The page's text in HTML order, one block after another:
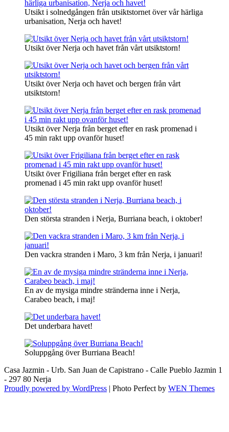
Utsikt i solnedgången från utsiktstornet över vår härliga
urbanisation, Nerja och havet!
Utsikt över Nerja och havet från vårt utsiktstorn!
Utsikt över Nerja och havet och bergen från vårt
utsiktstorn!
Utsikt över Nerja från berget efter en rask promenad i
45 min rakt upp ovanför huset!
Utsikt över Frigiliana från berget efter en rask
promenad i 45 min rakt upp ovanför huset!
Den största stranden i Nerja, Burriana beach, i oktober!
Den vackra stranden i Maro, 3 km från Nerja, i januari!
En av de mysiga mindre stränderna inne i Nerja,
Carabeo beach, i maj!
Det underbara havet!
Soluppgång över Burriana Beach!
Casa Jazmin - Urb. San Juan de Capistrano - Calle Pueblo Jazmin 1
- 297 80 Nerja
Proudly powered by WordPress | Photo Perfect by WEN Themes